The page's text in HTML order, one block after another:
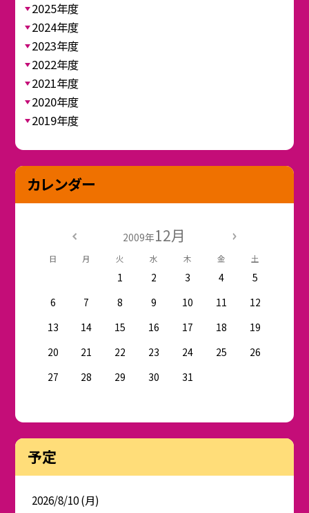
2025年度
2024年度
2023年度
2022年度
2021年度
2020年度
2019年度
カレンダー
2009年12月
日 月 火 水 木 金 土
1 2 3 4
5
6
7 8 9 10 11
12
13
14 15 16 17 18
19
20
21 22 23 24 25
26
27
28 29 30 31
予定
2026/8/10 (月)